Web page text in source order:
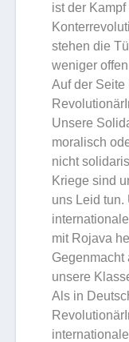
ist der
stehen die
weniger
Auf der Seite
Unsere
moralisch
nicht
Kriege sind
uns Leid tun.
mit Rojava
Gegenmacht
unsere
Als in